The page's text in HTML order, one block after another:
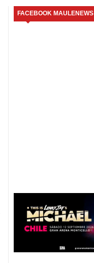
FACEBOOK MAULENEWS